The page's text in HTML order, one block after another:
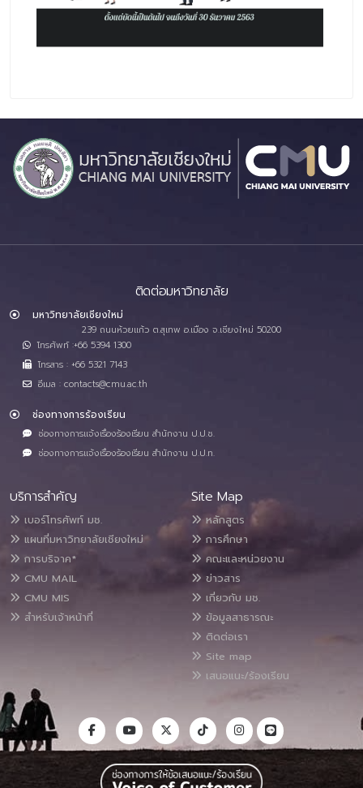
ติดต่อมหาวิทยาลัย
มหาวิทยาลัยเชียงใหม่
239 ถนนห้วยแก้ว ต.สุเทพ อ.เมือง จ.เชียงใหม่ 50200
โทรศัพท์ :+66 5394 1300
โทรสาร : +66 5321 7143
อีเมล : contacts@cmu.ac.th
ช่องทางการร้องเรียน
ช่องทางการแจ้งเรื่องร้องเรียน สำนักงาน ป.ป.ช.
ช่องทางการแจ้งเรื่องร้องเรียน สำนักงาน ป.ป.ท.
บริการสำคัญ
เบอร์โทรศัพท์ มช.
แผนที่มหาวิทยาลัยเชียงใหม่
การบริจาค*
CMU MAIL
CMU MIS
สำหรับเจ้าหน้าที่
Site Map
หลักสูตร
การศึกษา
คณะและหน่วยงาน
ข่าวสาร
เกี่ยวกับ มช.
ข้อมูลสาธารณะ
ติดต่อเรา
Site map
เสนอแนะ/ร้องเรียน